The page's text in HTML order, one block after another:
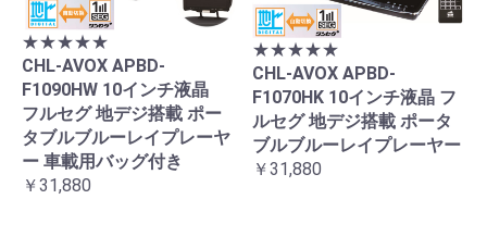
★★★★★
CHL-AVOX APBD-
F1090HW 10インチ液晶
フルセグ 地デジ搭載 ポー
タブルブルーレイプレーヤ
ー 車載用バッグ付き
￥31,880
★★★★★
CHL-AVOX APBD-
F1070HK 10インチ液晶 フ
ルセグ 地デジ搭載 ポータ
ブルブルーレイプレーヤー
￥31,880